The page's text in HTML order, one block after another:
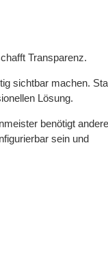
Transparenz.
sichtbar machen.
Lösung.
benötigt andere
sein und